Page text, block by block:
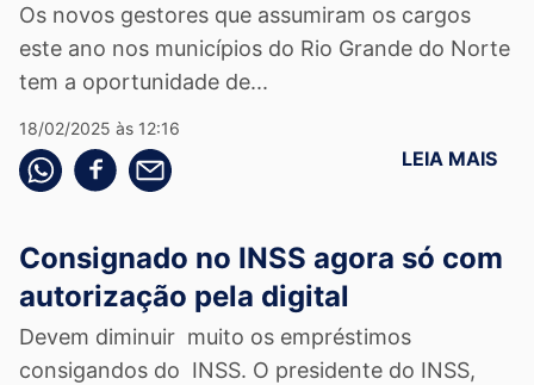
Os novos gestores que assumiram os cargos
este ano nos municípios do Rio Grande do Norte
tem a oportunidade de...
18/02/2025 às 12:16
Compartilhe pelo whatsapp
Compartilhar no facebook
Compartilhe pelo email LEIA MAIS
Consignado no INSS agora só com
autorização pela digital
Devem diminuir muito os empréstimos
consigandos do INSS. O presidente do INSS,